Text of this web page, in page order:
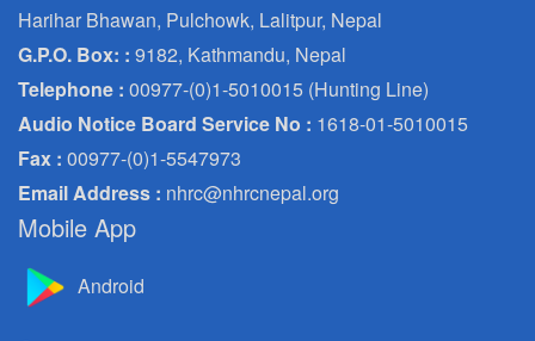
Harihar Bhawan, Pulchowk, Lalitpur, Nepal
G.P.O. Box: : 9182, Kathmandu, Nepal
Telephone : 00977-(0)1-5010015 (Hunting Line)
Audio Notice Board Service No : 1618-01-5010015
Fax : 00977-(0)1-5547973
Email Address : nhrc@nhrcnepal.org
Mobile App
Android